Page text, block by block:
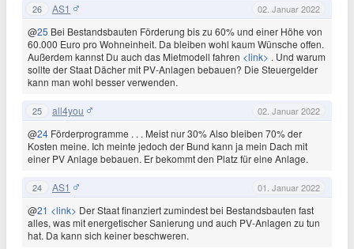
26 AS1 02. Januar 2022
@25 Bei Bestandsbauten Förderung bis zu 60% und einer Höhe von
60.000 Euro pro Wohneinheit. Da bleiben wohl kaum Wünsche offen.
Außerdem kannst Du auch das Mietmodell fahren <link> . Und warum
sollte der Staat Dächer mit PV-Anlagen bebauen? Die Steuergelder
kann man wohl besser verwenden.
25 all4you 02. Januar 2022
@24 Förderprogramme . . . Meist nur 30% Also bleiben 70% der
Kosten meine. Ich meinte jedoch der Bund kann ja mein Dach mit
einer PV Anlage bebauen. Er bekommt den Platz für eine Anlage.
24 AS1 01. Januar 2022
@21 <link> Der Staat finanziert zumindest bei Bestandsbauten fast
alles, was mit energetischer Sanierung und auch PV-Anlagen zu tun
hat. Da kann sich keiner beschweren.